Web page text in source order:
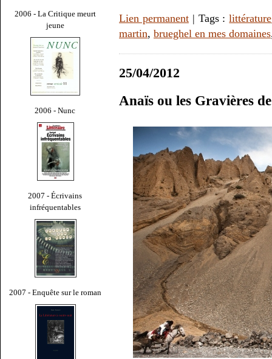
2006 - La Critique meurt
jeune
2006 - Nunc
2007 - Écrivains
infréquentables
2007 - Enquête sur le roman
Lien permanent| Tags :littérature
martin, brueghel en mes domaines
25/04/2012
Anaïs ou les Gravières